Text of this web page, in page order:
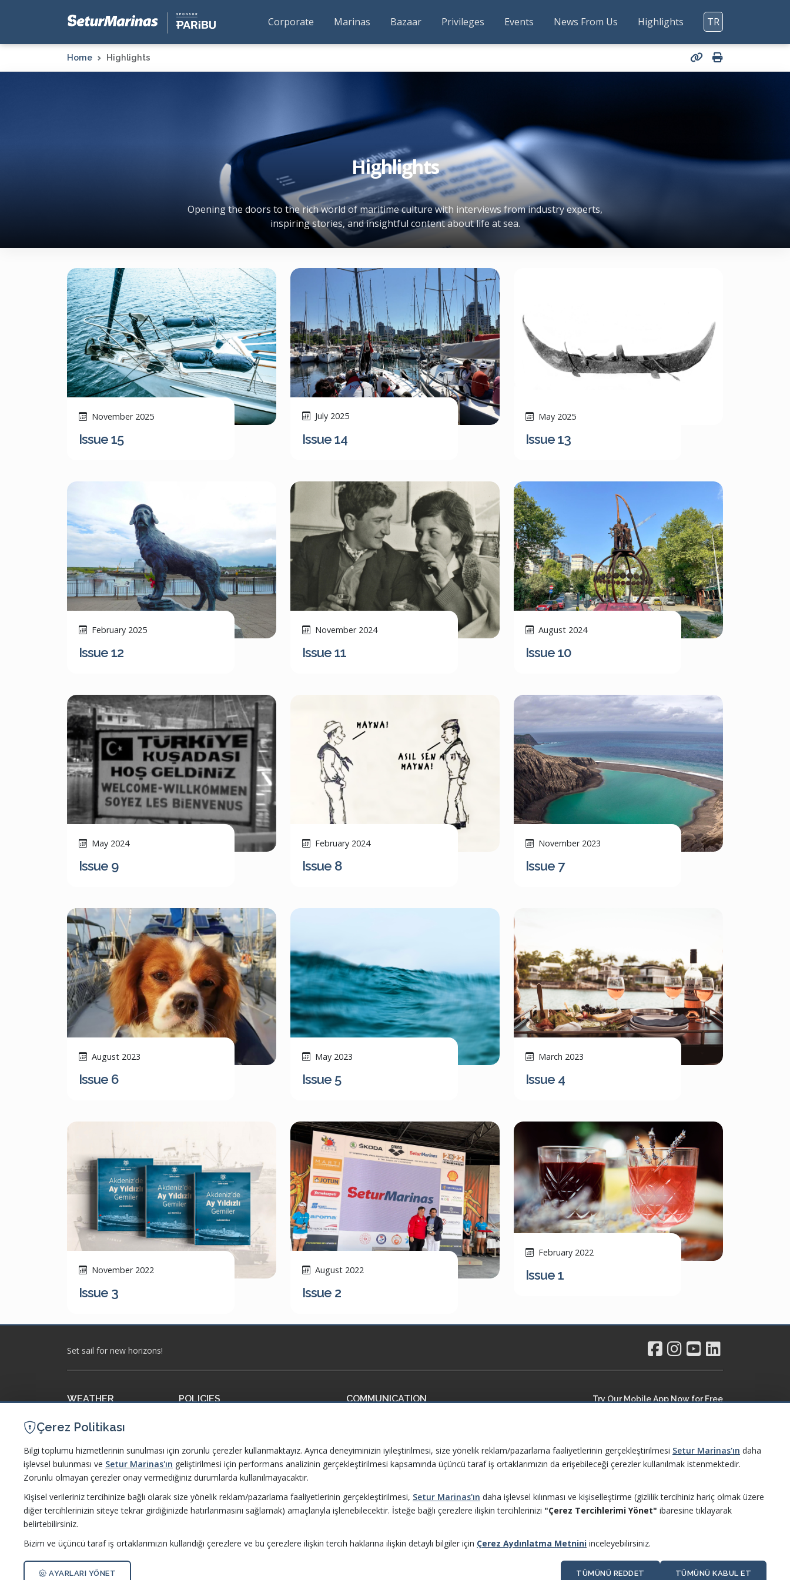
Corporate Marinas Bazaar Privileges Events News From Us Highlights TR
Home Highlights
Highlights
Opening the doors to the rich world of maritime culture with interviews from industry experts,
inspiring stories, and insightful content about life at sea.
November 2025
Issue 15
July 2025
Issue 14
May 2025
Issue 13
February 2025
Issue 12
November 2024
Issue 11
August 2024
Issue 10
May 2024
Issue 9
February 2024
Issue 8
November 2023
Issue 7
August 2023
Issue 6
May 2023
Issue 5
March 2023
Issue 4
November 2022
Issue 3
August 2022
Issue 2
February 2022
Issue 1
Set sail for new horizons!
WEATHER
Meteorology
Accuweather
WindGuru
POLICIES
Information Society Services
Code of Ethics and Compliance Policies
Operating Regulation
Protection of Personal Data
COMMUNICATION
Frequently Asked Questions
Try Our Mobile App Now for Free
Çerez Politikası
Bilgi toplumu hizmetlerinin sunulması için zorunlu çerezler kullanmaktayız. Ayrıca deneyiminizin iyileştirilmesi, size yönelik reklam/pazarlama faaliyetlerinin gerçekleştirilmesi Setur Marinas'ın daha
işlevsel bulunması ve Setur Marinas'ın geliştirilmesi için performans analizinin gerçekleştirilmesi kapsamında üçüncü taraf iş ortaklarımızın da erişebileceği çerezler kullanılmak istenmektedir.
Zorunlu olmayan çerezler onay vermediğiniz durumlarda kullanılmayacaktır.
Kişisel verileriniz tercihinize bağlı olarak size yönelik reklam/pazarlama faaliyetlerinin gerçekleştirilmesi, Setur Marinas'ın daha işlevsel kılınması ve kişiselleştirme (gizlilik tercihiniz hariç olmak üzere
diğer tercihlerinizin siteye tekrar girdiğinizde hatırlanmasını sağlamak) amaçlarıyla işlenebilecektir. İsteğe bağlı çerezlere ilişkin tercihlerinizi "Çerez Tercihlerimi Yönet" ibaresine tıklayarak
belirtebilirsiniz.
Bizim ve üçüncü taraf iş ortaklarımızın kullandığı çerezlere ve bu çerezlere ilişkin tercih haklarına ilişkin detaylı bilgiler için Çerez Aydınlatma Metnini inceleyebilirsiniz.
AYARLARI YÖNET TÜMÜNÜ REDDET TÜMÜNÜ KABUL ET